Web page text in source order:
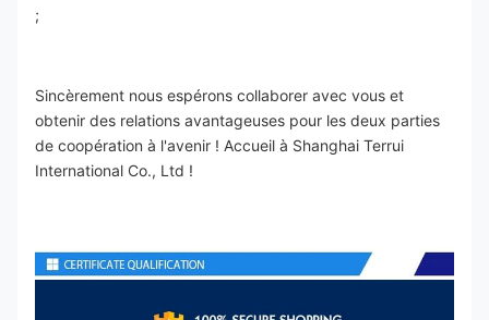
;
Sincèrement nous espérons collaborer avec vous et
obtenir des relations avantageuses pour les deux parties
de coopération à l'avenir ! Accueil à Shanghai Terrui
International Co., Ltd !